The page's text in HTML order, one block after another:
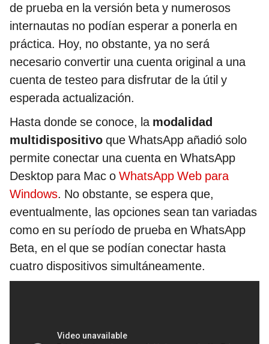
de prueba en la versión beta y numerosos
internautas no podían esperar a ponerla en
práctica. Hoy, no obstante, ya no será
necesario convertir una cuenta original a una
cuenta de testeo para disfrutar de la útil y
esperada actualización.
Hasta donde se conoce, lamodalidad
multidispositivo que WhatsApp añadió solo
permite conectar una cuenta en WhatsApp
Desktop para Mac o WhatsApp Web para
Windows. No obstante, se espera que,
eventualmente, las opciones sean tan variadas
como en su período de prueba en WhatsApp
Beta, en el que se podían conectar hasta
cuatro dispositivos simultáneamente.